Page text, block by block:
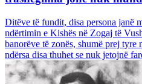
Ditëve të fundit, disa persona janë
ndërtimin e Kishës në Zogaj të
banorëve të zonës, shumë prej tyre
ndërsa disa thuhet se nuk jetojnë